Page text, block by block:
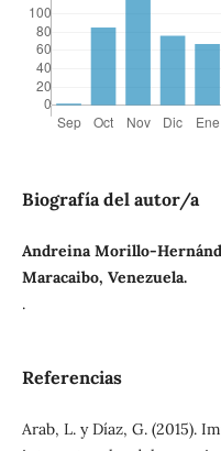
Biografía del autor/a
Andreina Morillo-
Maracaibo, Venezuela.
.
Referencias
Arab, L. y Díaz, G. (2015).